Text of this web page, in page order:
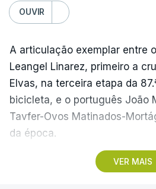
OUVIR
VER MAIS
A articulação exemplar entre
Leangel Linarez, primeiro a
Elvas, na terceira etapa da
bicicleta, e o português João
Tavfer-Ovos Matinados-
da época.
Discreta nas chegadas ao